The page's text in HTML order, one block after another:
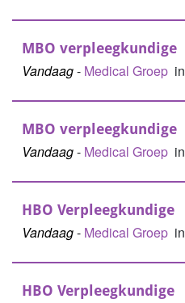
MBO verpleegkundige
Vandaag- Medical Groep in
MBO verpleegkundige
Vandaag- Medical Groep in
HBO Verpleegkundige
Vandaag- Medical Groep in
HBO Verpleegkundige